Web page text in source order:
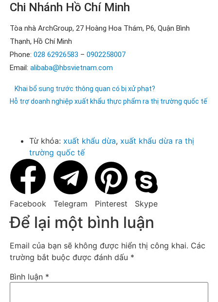
Chi Nhánh Hồ Chí Minh
Tòa nhà ArchGroup, 27 Hoàng Hoa Thám, P6, Quận Bình
Thạnh, Hồ Chí Minh
Phone: 028 62926583 – 0902258007
Email: alibaba@hbsvietnam.com
Khai bổ sung trước thông quan có bị xử phạt?
Hỗ trợ doanh nghiệp xuất khẩu thực phẩm ra thị trường quốc tế
Từ khóa: xuất khẩu dừa, xuất khẩu dừa ra thị
trường quốc tế
Facebook Telegram Pinterest Skype
Để lại một bình luận
Email của bạn sẽ không được hiển thị công khai. Các
trường bắt buộc được đánh dấu *
Bình luận *